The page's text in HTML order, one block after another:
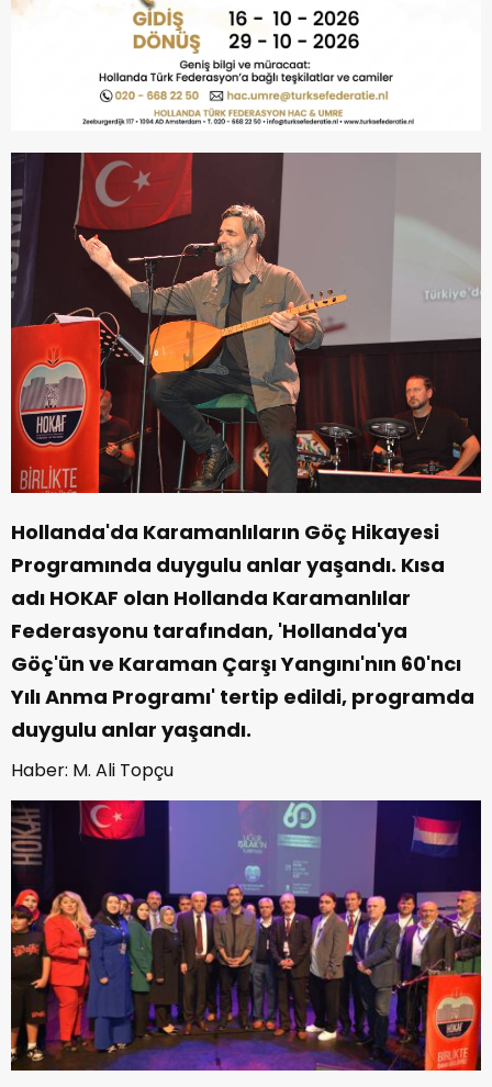
Hollanda'da Karamanlıların Göç Hikayesi
Programında duygulu anlar yaşandı. Kısa
adı HOKAF olan Hollanda Karamanlılar
Federasyonu tarafından, 'Hollanda'ya
Göç'ün ve Karaman Çarşı Yangını'nın 60'ncı
Yılı Anma Programı' tertip edildi, programda
duygulu anlar yaşandı.
Haber: M. Ali Topçu